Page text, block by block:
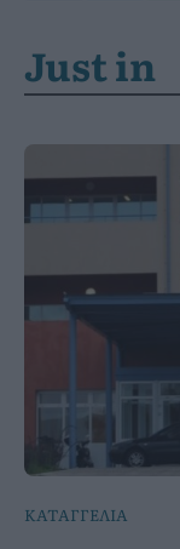
Just in
ΚΑΤΑΓΓΕΛΙΑ